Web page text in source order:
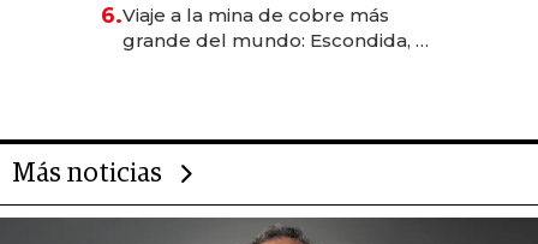
6.Viaje a la mina de cobre más
grande del mundo: Escondida, el
Más noticias